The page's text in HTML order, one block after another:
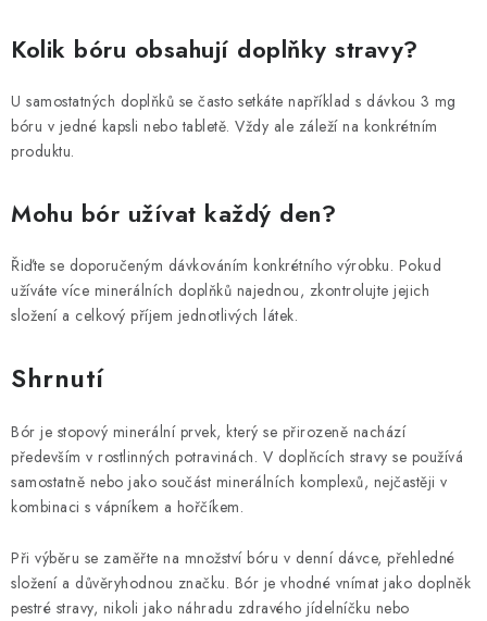
Kolik bóru obsahují doplňky stravy?
U samostatných doplňků se často setkáte například s dávkou 3 mg
bóru v jedné kapsli nebo tabletě. Vždy ale záleží na konkrétním
produktu.
Mohu bór užívat každý den?
Řiďte se doporučeným dávkováním konkrétního výrobku. Pokud
užíváte více minerálních doplňků najednou, zkontrolujte jejich
složení a celkový příjem jednotlivých látek.
Shrnutí
Bór je stopový minerální prvek, který se přirozeně nachází
především v rostlinných potravinách. V doplňcích stravy se používá
samostatně nebo jako součást minerálních komplexů, nejčastěji v
kombinaci s vápníkem a hořčíkem.
Při výběru se zaměřte na množství bóru v denní dávce, přehledné
složení a důvěryhodnou značku. Bór je vhodné vnímat jako doplněk
pestré stravy, nikoli jako náhradu zdravého jídelníčku nebo